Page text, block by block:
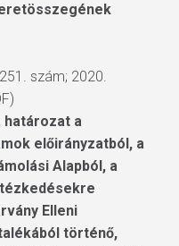
szám; 2020.
határozat a
előirányzatból, a
Alapból, a
Elleni
történő,